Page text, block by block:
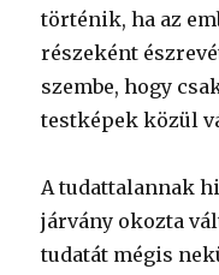
történik, ha az
részeként
szembe, hogy
testképek közül
A tudattalannak
járvány okozta
tudatát mégis